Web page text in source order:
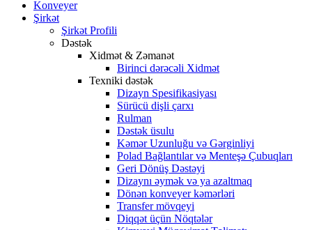
Konveyer
Şirkət
Şirkət Profili
Dəstək
Xidmət & Zəmanət
Birinci dərəcəli Xidmət
Texniki dəstək
Dizayn Spesifikasiyası
Sürücü dişli çarxı
Rulman
Dəstək üsulu
Kəmər Uzunluğu və Gərginliyi
Polad Bağlantılar və Menteşə Çubuqları
Geri Dönüş Dəstəyi
Dizaynı əymək və ya azaltmaq
Dönən konveyer kəmərləri
Transfer mövqeyi
Diqqət üçün Nöqtələr